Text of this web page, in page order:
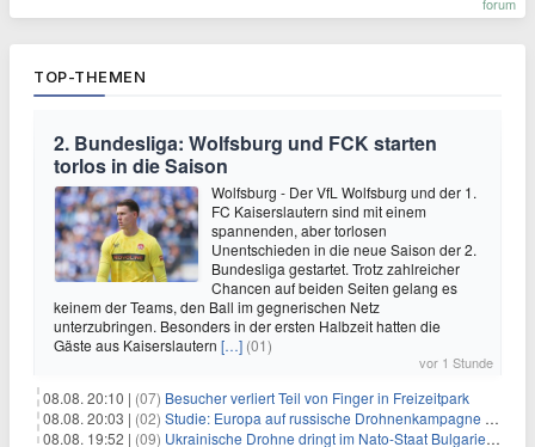
TOP-THEMEN
2. Bundesliga: Wolfsburg und FCK starten
torlos in die Saison
Wolfsburg - Der VfL Wolfsburg und der 1.
FC Kaiserslautern sind mit einem
spannenden, aber torlosen
Unentschieden in die neue Saison der 2.
Bundesliga gestartet. Trotz zahlreicher
Chancen auf beiden Seiten gelang es
keinem der Teams, den Ball im gegnerischen Netz
unterzubringen. Besonders in der ersten Halbzeit hatten die
Gäste aus Kaiserslautern […] (01)
vor 1 Stunde
08.08. 20:10 | (07) Besucher verliert Teil von Finger in Freizeitpark
08.08. 20:03 | (02) Studie: Europa auf russische Drohnenkampagne unzureichend vorbereitet
08.08. 19:52 | (09) Ukrainische Drohne dringt im Nato-Staat Bulgarien ein